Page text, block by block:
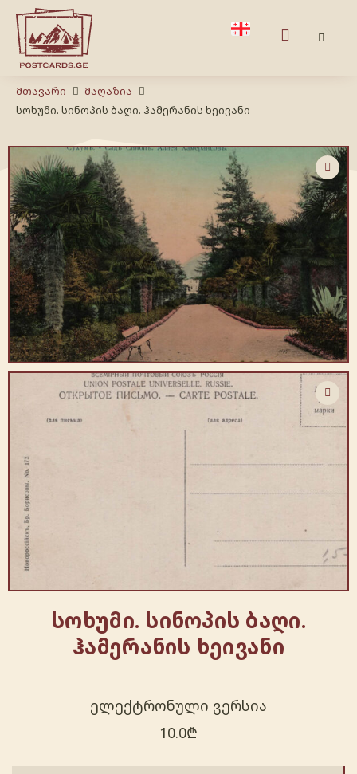
Მთავარი
Მაღაზია
სოხუმი. სინოპის ბაღი. ჰამერანის ხეივანი
სოხუმი. სინოპის ბაღი.
ჰამერანის ხეივანი
ელექტრონული ვერსია
10.0₾